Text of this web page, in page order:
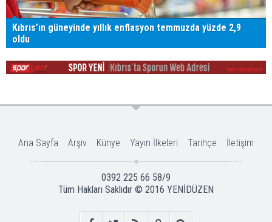
Kıbrıs’ın güneyinde yıllık enflasyon temmuzda yüzde 2,9
oldu
Ana Sayfa Arşiv Künye Yayın İlkeleri Tarihçe İletişim
0392 225 66 58/9
Tüm Hakları Saklıdır © 2016 YENİDÜZEN